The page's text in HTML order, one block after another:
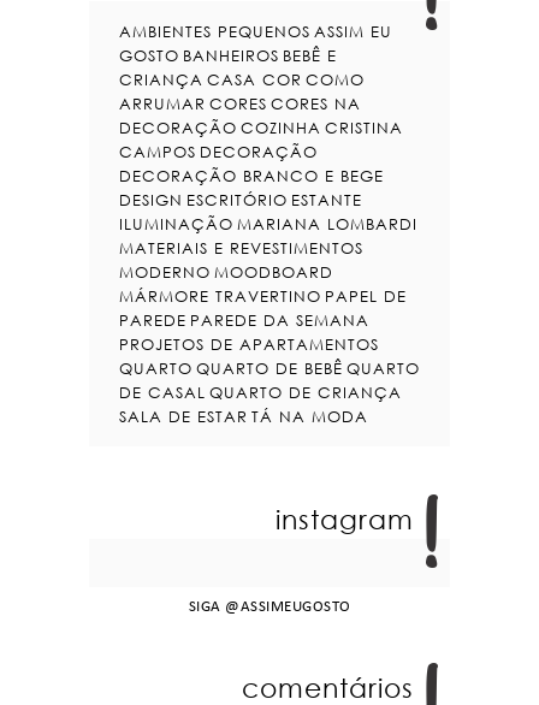
AMBIENTES PEQUENOS ASSIM EU
GOSTO BANHEIROS BEBÊ E
CRIANÇA CASA COR COMO
ARRUMAR CORES CORES NA
DECORAÇÃO COZINHA CRISTINA
CAMPOS DECORAÇÃO
DECORAÇÃO BRANCO E BEGE
DESIGN ESCRITÓRIO ESTANTE
ILUMINAÇÃO MARIANA LOMBARDI
MATERIAIS E REVESTIMENTOS
MODERNO MOODBOARD
MÁRMORE TRAVERTINO PAPEL DE
PAREDE PAREDE DA SEMANA
PROJETOS DE APARTAMENTOS
QUARTO QUARTO DE BEBÊ QUARTO
DE CASAL QUARTO DE CRIANÇA
SALA DE ESTAR TÁ NA MODA
instagram
SIGA @ASSIMEUGOSTO
comentários